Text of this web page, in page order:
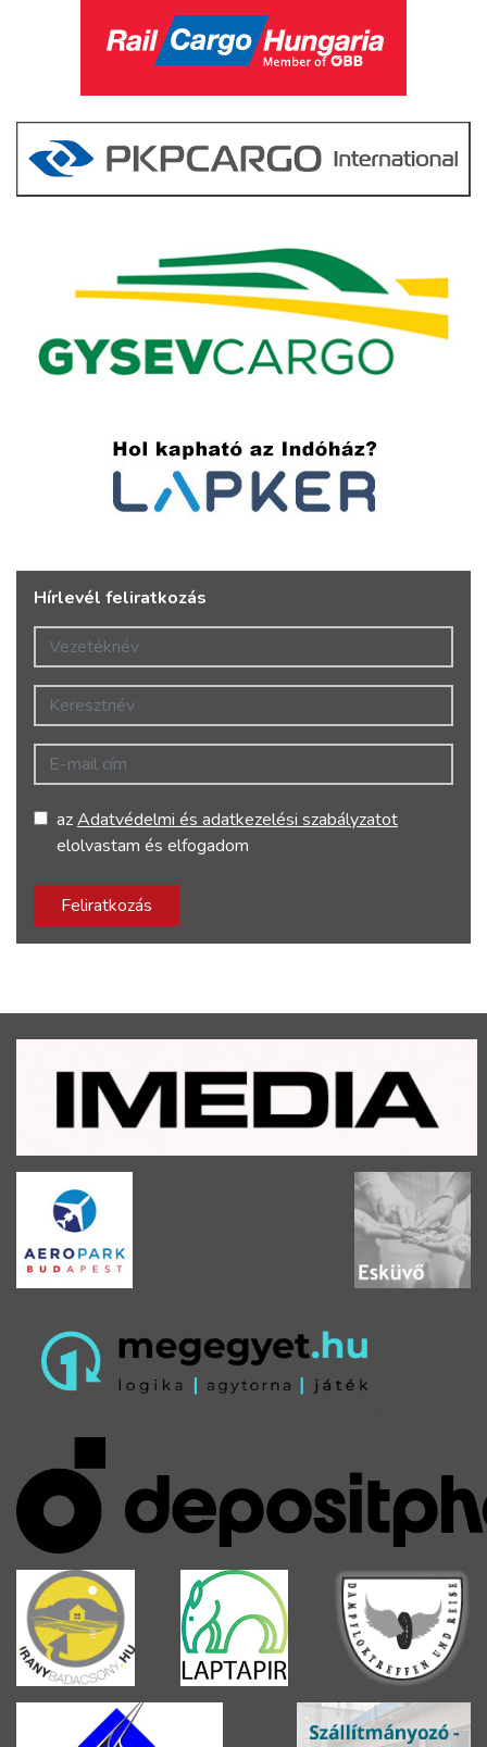
Hírlevél feliratkozás
Vezetéknév
Keresztnév
E-mail cím
azAdatvédelmi és adatkezelési szabályzatot
elolvastam és elfogadom
Feliratkozás